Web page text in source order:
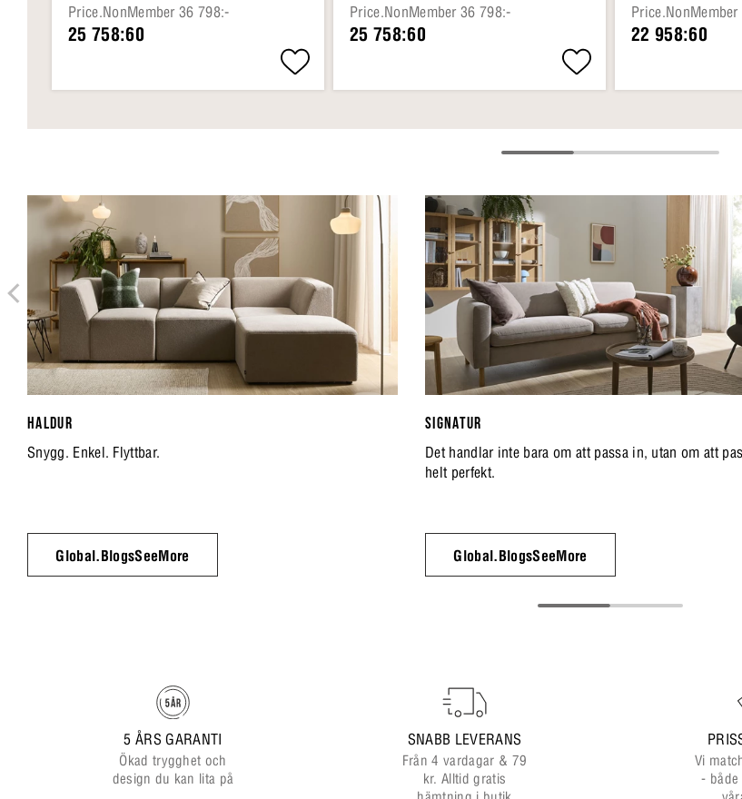
Price.NonMember 36 798:-
25 758:60
Price.NonMember 36 798:-
25 758:60 22 958:60
HALDUR
Snygg. Enkel. Flyttbar.
Global.BlogsSeeMore
SIGNATUR
Det handlar inte bara om att passa in, utan om att
helt perfekt.
Global.BlogsSeeMore
5 ÅRS GARANTI
Ökad trygghet och
design du kan lita på
SNABB LEVERANS
Från 4 vardagar & 79
kr. Alltid gratis
Vi
-